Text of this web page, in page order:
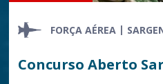
FORÇA AÉREA
Concurso Aberto